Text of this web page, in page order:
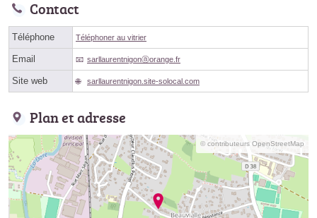
Contact
Téléphone Téléphoner au vitrier
Email sarllaurentnigonⓐorange.fr
Site web sarllaurentnigon.site-solocal.com
Plan et adresse
© contributeurs OpenStreetMap